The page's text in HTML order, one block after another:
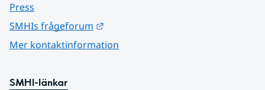
Press
SMHIs frågeforum
Mer kontaktinformation
SMHI-länkar